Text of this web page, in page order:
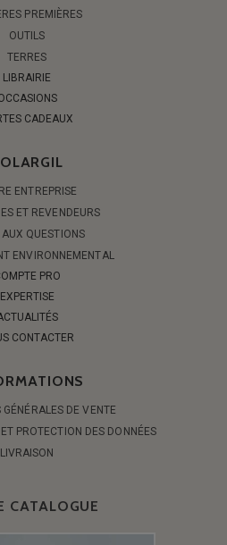
PREMIÈRES
OUTILS
TERRES
LIBRAIRIE
CADEAUX
ENTREPRISE
ET REVENDEURS
AUX QUESTIONS
ENVIRONNEMENTAL
PRO
EXPERTISE
CONTACTER
DE VENTE
PROTECTION DES DONNÉES
LIVRAISON
CATALOGUE